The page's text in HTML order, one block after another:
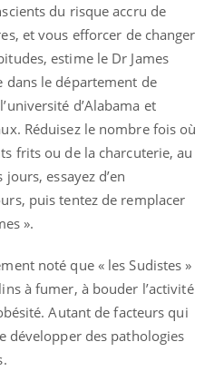
du risque accru de
et vous efforcer de changer
estime le Dr James
dans le département de
d’Alabama et
Réduisez le nombre fois où
frits ou de la charcuterie, au
essayez d’en
puis tentez de remplacer
».
noté que « les Sudistes »
à fumer, à bouder l’activité
Autant de facteurs qui
développer des pathologies